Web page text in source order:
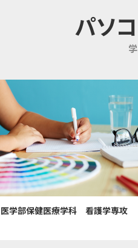
パソ
医学部保健医療学科 看護学専攻